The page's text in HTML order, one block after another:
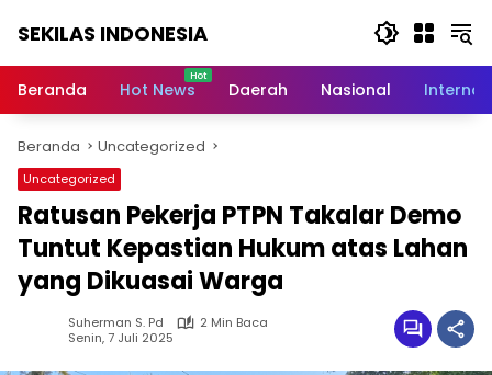
SEKILAS INDONESIA
Terkini,
Latest
World,
Headlines,
News
Today
Beranda Hot News Daerah Nasional
Beranda Uncategorized
Uncategorized
Ratusan Pekerja PTPN Takalar Demo
Tuntut Kepastian Hukum atas Lahan
yang Dikuasai Warga
Suherman S. Pd
2 Min Baca
Senin, 7 Juli 2025